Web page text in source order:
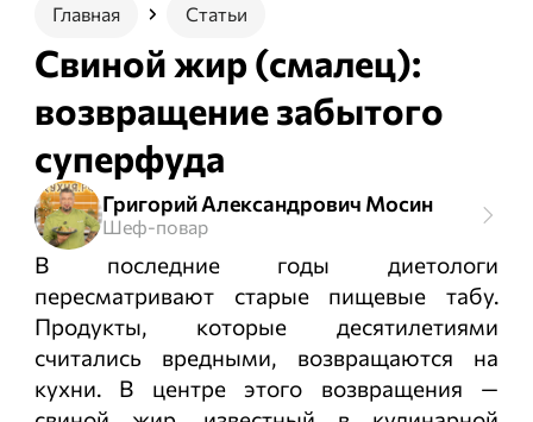
Главная Статьи
Свиной жир (смалец):
возвращение забытого
суперфуда
Григорий Александрович Мосин
Шеф-повар
В последние годы диетологи
пересматривают старые пищевые табу.
Продукты, которые десятилетиями
считались вредными, возвращаются на
кухни. В центре этого возвращения —